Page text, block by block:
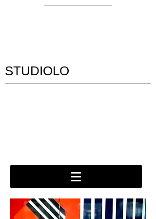
STUDIOLO